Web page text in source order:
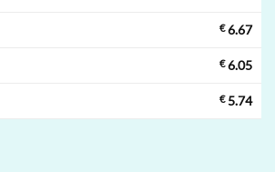
€6.67
€6.05
€5.74
Mesh-Coil, Einweg-Vape im